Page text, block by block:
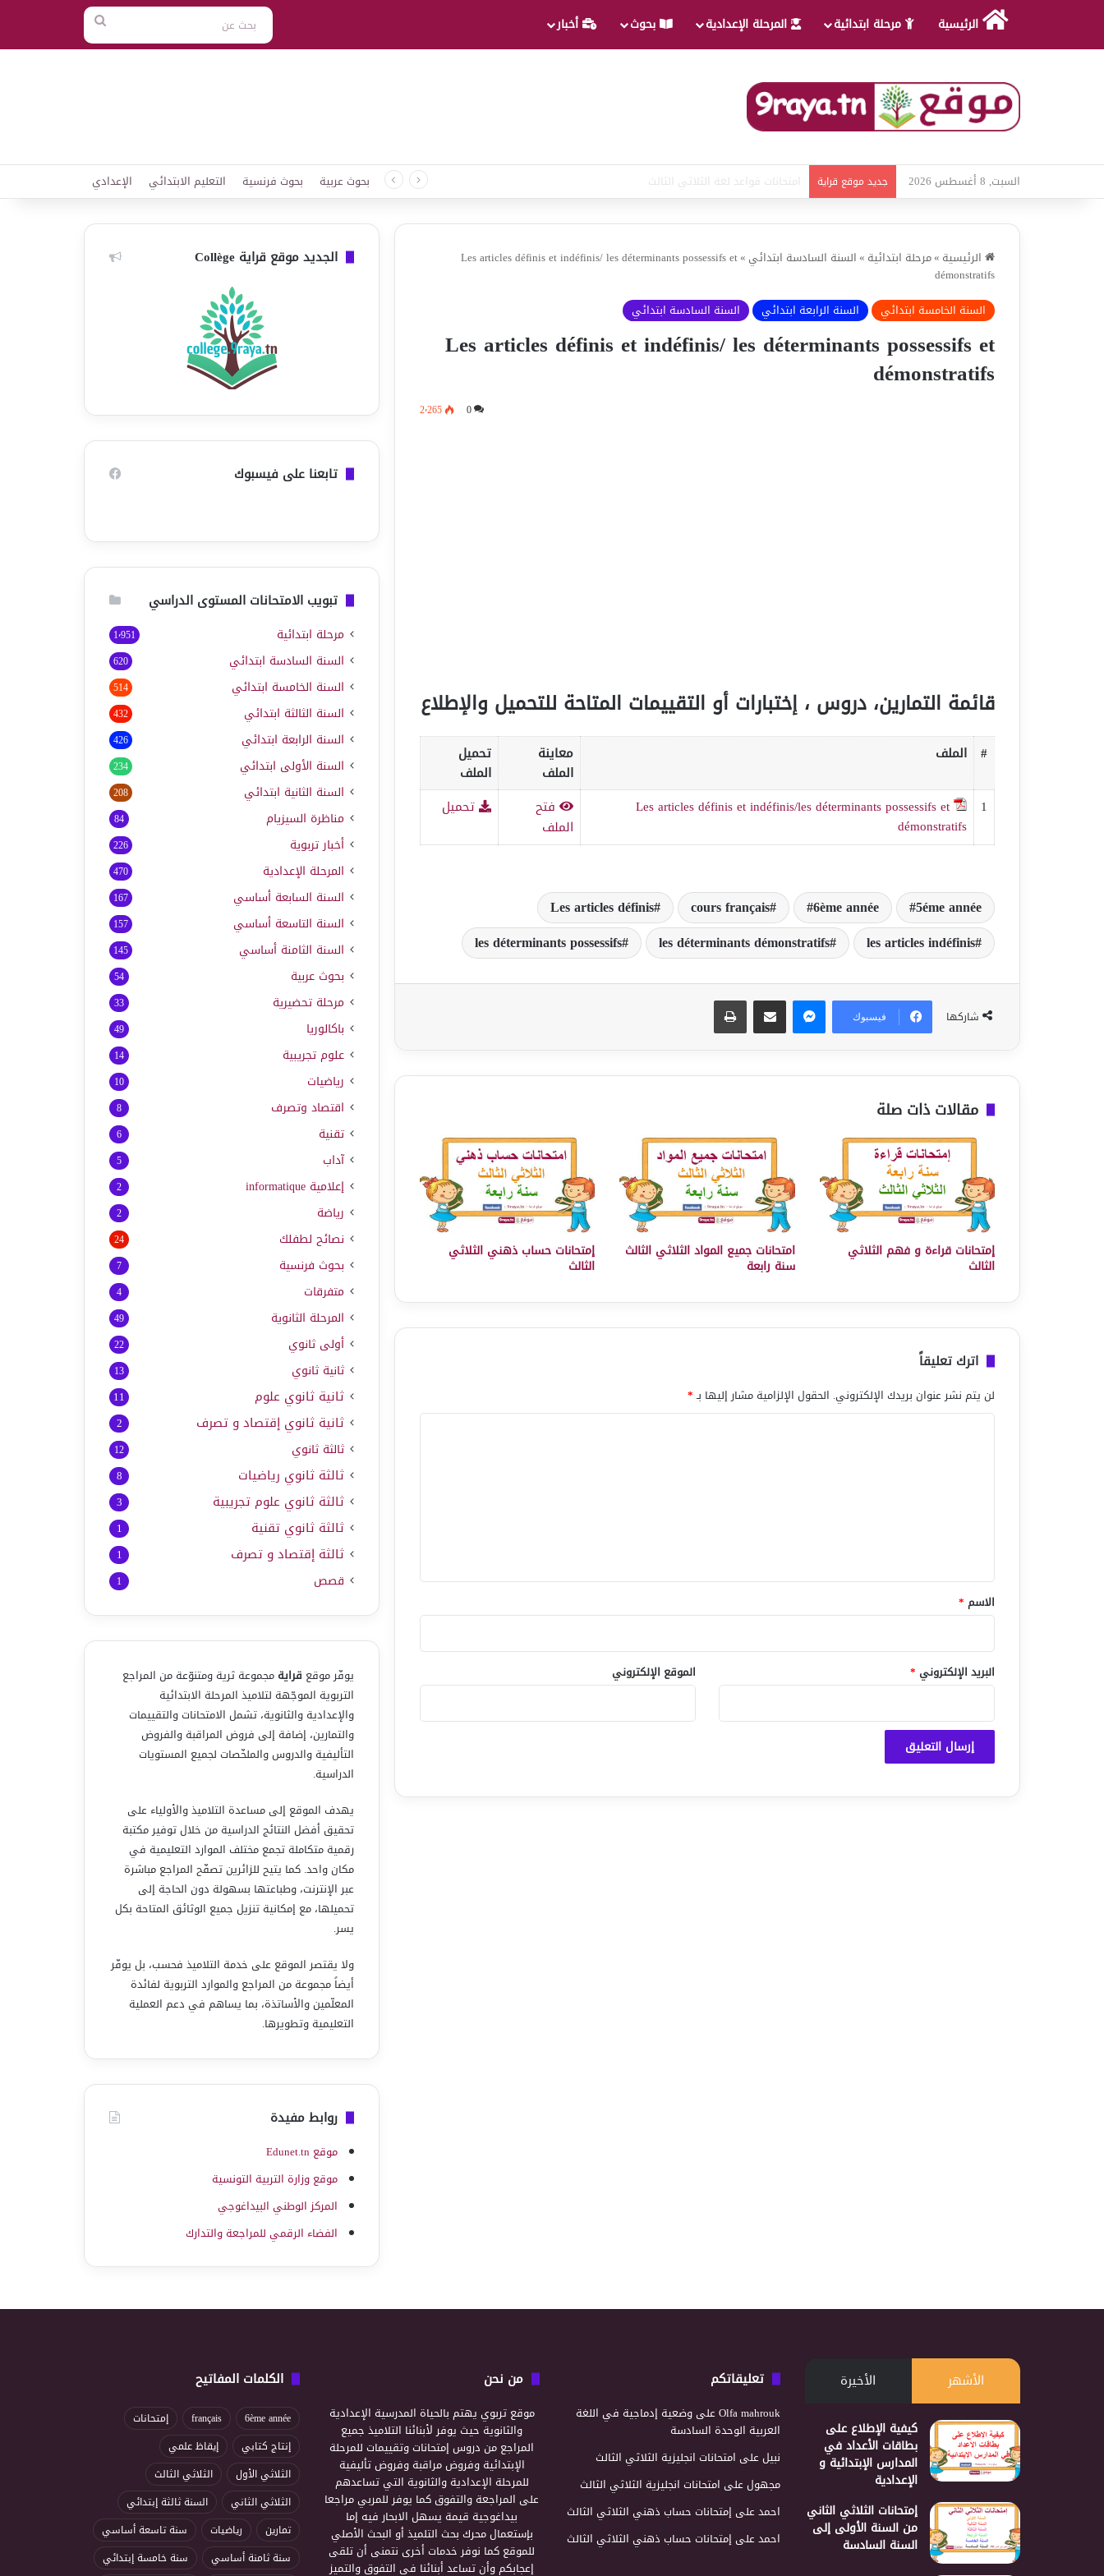
الرئيسية مرحلة ابتدائية المرحلة الإعدادية بحوث أخبار
بحث
عن
السبت, 8 أغسطس 2026 جديد موقع قراية امتحانات قواعد لغة الثلاثي الثالث بحوث عربية بحوث فرنسية التعليم الابتدائي الإعدادي
الرئيسية »مرحلة ابتدائية »السنة السادسة ابتدائي »
Les articles définis et indéfinis/ les déterminants possessifs et
démonstratifs
السنة الخامسة ابتدائي
السنة الرابعة ابتدائي السنة السادسة ابتدائي
Les articles définis et indéfinis/ les déterminants possessifs et
démonstratifs
0 2٬265
قائمة التمارين، دروس ، إختبارات أو التقييمات المتاحة للتحميل والإطلاع
# الملف
معاينة
الملف
تحميل
الملف
1
Les articles définis et indéfinis/les déterminants possessifs et
démonstratifs
فتح
الملف
تحميل
5éme année
6ème année
cours français
Les articles définis
les articles indéfinis
les déterminants démonstratifs
les déterminants possessifs
شاركها فيسبوك
مقالات ذات صلة
إمتحانات قراءة و فهم الثلاثي
الثالث
امتحانات جميع المواد الثلاثي الثالث
سنة رابعة
إمتحانات حساب ذهني الثلاثي
الثالث
اترك تعليقاً
لن يتم نشر عنوان بريدك الإلكتروني. الحقول الإلزامية مشار إليها بـ*
*
الاسم *
البريد الإلكتروني * الموقع الإلكتروني
الجديد موقع قراية Collège
تابعنا على فيسبوك
تبويب الامتحانات المستوى الدراسي
مرحلة ابتدائية 1٬951
السنة السادسة ابتدائي 620
السنة الخامسة ابتدائي 514
السنة الثالثة ابتدائي 432
السنة الرابعة ابتدائي 426
السنة الأولى ابتدائي 234
السنة الثانية ابتدائي 208
مناظرة السيزيام 84
أخبار تربوية 226
المرحلة الإعدادية 470
السنة السابعة أساسي 167
السنة التاسعة أساسي 157
السنة الثامنة أساسي 145
بحوث عربية 54
مرحلة تحضيرية 33
باكالوريا 49
علوم تجريبية 14
رياضيات 10
اقتصاد وتصرف 8
تقنية 6
آداب 5
إعلامية informatique
2
رياضة 2
نصائح لطفلك 24
بحوث فرنسية 7
متفرقات 4
المرحلة الثانوية 49
أولى ثانوي 22
ثانية ثانوي 13
ثانية ثانوي علوم 11
ثانية ثانوي إقتصاد و تصرف 2
ثالثة ثانوي 12
ثالثة ثانوي رياضيات 8
ثالثة ثانوي علوم تجريبية 3
ثالثة ثانوي تقنية 1
ثالثة إقتصاد و تصرف 1
قصص 1
يوفّر موقع قرايةمجموعة ثرية ومتنوّعة من المراجع
التربوية الموجّهة لتلاميذ المرحلة الابتدائية
والإعدادية والثانوية، تشمل الامتحانات والتقييمات
والتمارين، إضافة إلى فروض المراقبة والفروض
التأليفية والدروس والملخّصات لجميع المستويات
الدراسية.
يهدف الموقع إلى مساعدة التلاميذ والأولياء على
تحقيق أفضل النتائج الدراسية من خلال توفير مكتبة
رقمية متكاملة تجمع مختلف الموارد التعليمية في
مكان واحد. كما يتيح للزائرين تصفّح المراجع مباشرة
عبر الإنترنت، وطباعتها بسهولة دون الحاجة إلى
تحميلها، مع إمكانية تنزيل جميع الوثائق المتاحة بكل
يسر.
ولا يقتصر الموقع على خدمة التلاميذ فحسب، بل يوفّر
أيضاً مجموعة من المراجع والموارد التربوية لفائدة
المعلّمين والأساتذة، بما يساهم في دعم العملية
التعليمية وتطويرها.
روابط مفيدة
موقع Edunet.tn
موقع وزارة التربية التونسية
المركز الوطني البيداغوجي
الفضاء الرقمي للمراجعة والتدارك
الأشهر الأخيرة
كيفية الإطلاع على
بطاقات الأعداد في
المدارس الإبتدائية و
الإعدادية
إمتحانات الثلاثي الثاني
من السنة الأولى إلى
السنة السادسة
تعليقاتكم
Olfa mahroukعلىوضعية إدماجية في اللغة
العربية الوحدة السادسة
نبيلعلى امتحانات انجليزية الثلاثي الثالث
مجهولعلى امتحانات انجليزية الثلاثي الثالث
احمدعلى إمتحانات حساب ذهني الثلاثي الثالث
احمدعلى إمتحانات حساب ذهني الثلاثي الثالث
من نحن
موقع تربوي يهتم بالحياة المدرسية الإعدادية
والثانوية حيث يوفر لأبنائنا التلاميذ جميع
المراجع من دروس إمتحانات وتقييمات للمرحلة
الإبتدائية وفروض مراقبة وفروض تأليفية
للمرحلة الإعدادية والثانوية التي تساعدهم
على المراجعة والتفوق كما يوفر للمربي مراجعا
بيداغوجية قيمة يسهل الابحار فيه إما
بإستعمال محرك بحث التلميذ أو البحث الأصلي
للموقع كما نوفر خدمات أخرى نتمنى أن تلقى
إعجابكم وأن تساعد أبنائنا في التفوق والتميز
الكلمات المفاتيح
6ème année
français
إمتحانات
إنتاج كتابي
إيقاظ علمي
الثلاثي الأول
الثلاثي الثالث
الثلاثي الثاني
السنة ثالثة إبتدائي
تمارين
رياضيات
سنة تاسعة أساسي
سنة ثامنة أساسي
سنة خامسة إبتدائي